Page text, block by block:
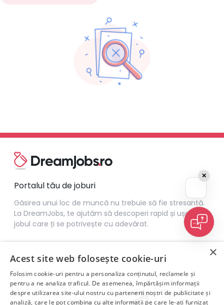
Portalul tău de joburi
Găsirea unui loc de muncă nu trebuie să fie stresantă.
La DreamJobs, te ajutăm să descoperi rapid și ușor
jobul care ți se potrivește cu adevărat.
✕
×
Acest site web folosește cookie-uri
Folosim cookie-uri pentru a personaliza conținutul, reclamele și
pentru a ne analiza traficul. De asemenea, împărtășim informații
despre utilizarea site-ului nostru cu partenerii noștri de publicitate și
analiză, care le pot combina cu alte informații pe care le-ați furnizat